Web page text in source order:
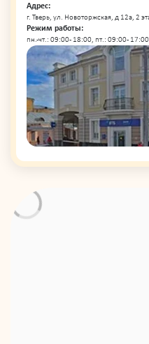
Адрес:
г. Тверь, ул. Новоторжская, д 12а, 2
Режим работы:
пн.-чт.: 09:00 - 18:00, пт.: 09:00 -